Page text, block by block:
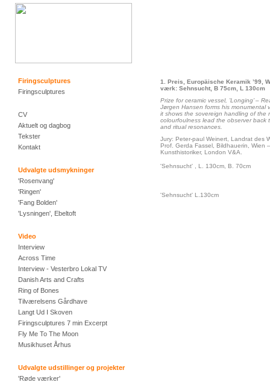
Firingsculptures
Firingsculptures
CV
Aktuelt og dagbog
Tekster
Kontakt
Udvalgte udsmykninger
'Rosenvang'
'Ringen'
'Fang Bolden'
'Lysningen', Ebeltoft
Video
Interview
Across Time
Interview - Vesterbro Lokal TV
Danish Arts and Crafts
Ring of Bones
Tilværelsens Gårdhave
Langt Ud I Skoven
Firingsculptures 7 min Excerpt
Fly Me To The Moon
Musikhuset Århus
Udvalgte udstillinger og projekter
'Røde værker'
1. Preis, Europäische Keramik ’99,
værk: Sehnsucht, B 75cm, L 130cm
Prize for ceramic vessel, ’Longing’ –
Jørgen Hansen forms his monumental
it shows the sovereign handling of the
colourfoulness lead the observer back
and ritual resonances.
Jury: Peter-paul Weinert, Landrat des
Prof. Gerda Fassel, Bildhauerin, Wien
Kunsthistoriker, London V&A.
'Sehnsucht' , L. 130cm, B. 70cm
'Sehnsucht' L.130cm